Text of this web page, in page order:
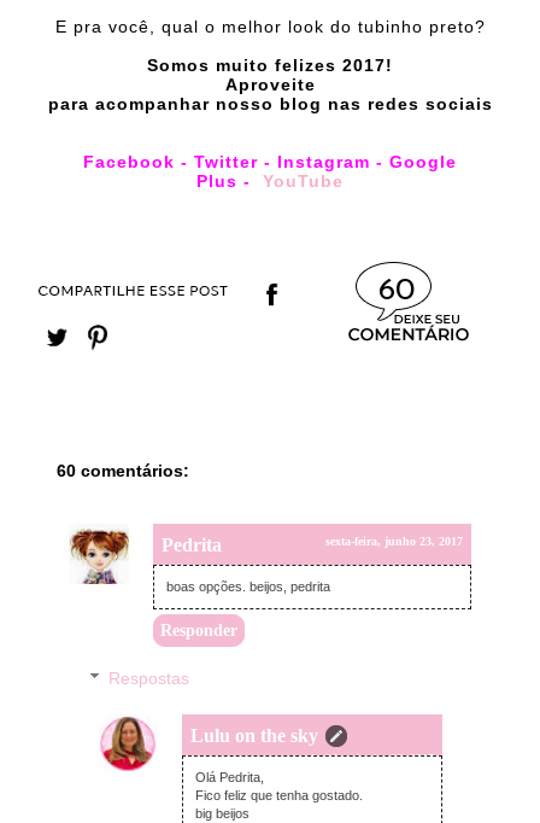
E pra você, qual o melhor look do tubinho preto?
Somos muito felizes 2017!
Aproveite
para acompanhar nosso blog nas redes sociais
Facebook - Twitter - Instagram - Google
Plus - YouTube
60
60 comentários:
Pedrita sexta-feira, junho 23, 2017
boas opções. beijos, pedrita
Responder
Respostas
Lulu on the sky
segunda-feira, junho 26, 2017
Olá Pedrita,
Fico feliz que tenha gostado.
big beijos